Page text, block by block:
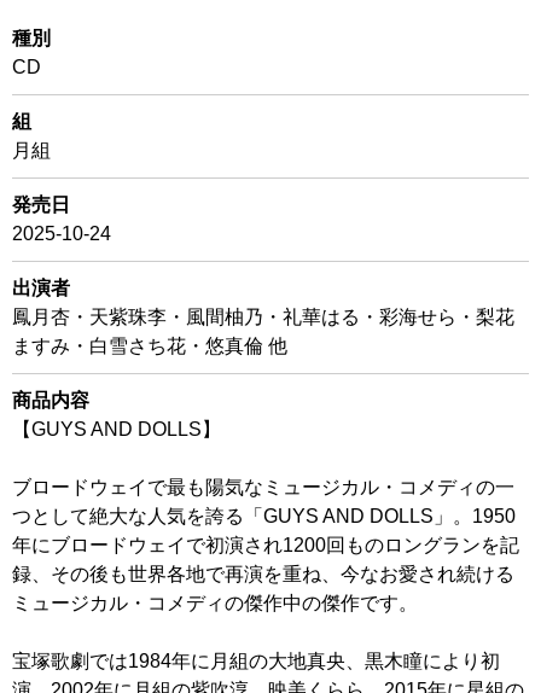
種別
CD
組
月組
発売日
2025-10-24
出演者
鳳月杏・天紫珠李・風間柚乃・礼華はる・彩海せら・梨花
ますみ・白雪さち花・悠真倫 他
商品内容
【GUYS AND DOLLS】
ブロードウェイで最も陽気なミュージカル・コメディの一
つとして絶大な人気を誇る「GUYS AND DOLLS」。1950
年にブロードウェイで初演され1200回ものロングランを記
録、その後も世界各地で再演を重ね、今なお愛され続ける
ミュージカル・コメディの傑作中の傑作です。
宝塚歌劇では1984年に月組の大地真央、黒木瞳により初